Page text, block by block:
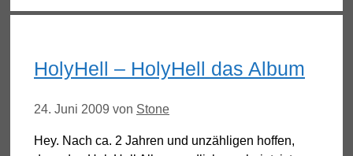
HolyHell – HolyHell das Album
24. Juni 2009 von Stone
Hey. Nach ca. 2 Jahren und unzähligen hoffen,